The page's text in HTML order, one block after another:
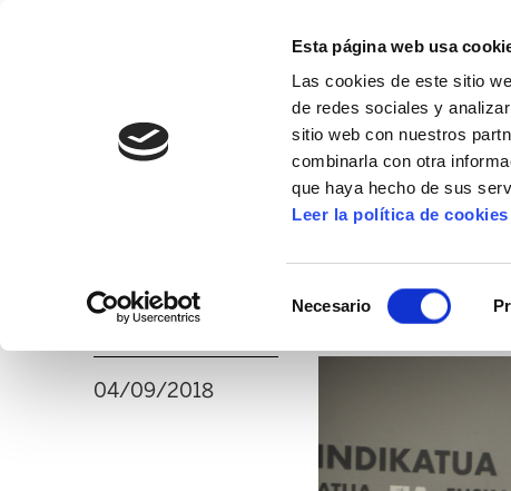
Esta página web usa
Las cookies de este sitio
de redes sociales y
sitio web con nuestros
combinarla con otra
que haya hecho de sus
Leer la política de cookies
Necesario
MANU ROBLES-
PNV y PSE-EE
por la clase
04/09/2018